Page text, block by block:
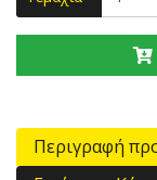
Περιγραφή